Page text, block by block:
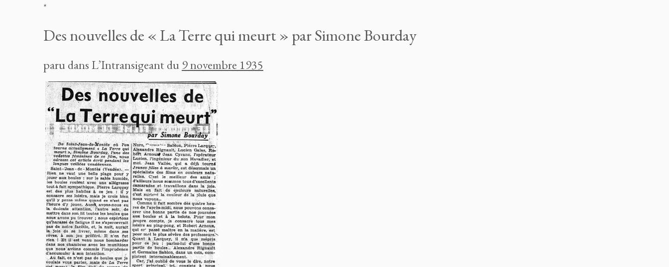
*
Des nouvelles de « La Terre qui meurt » par Simone Bourday
paru dans L’Intransigeant du9 novembre 1935